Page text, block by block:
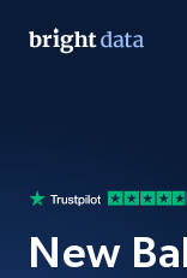
New